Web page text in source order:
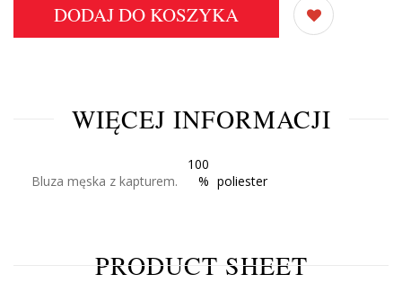
DODAJ DO KOSZYKA
WIĘCEJ INFORMACJI
Bluza męska z kapturem.
100
% poliester
PRODUCT SHEET